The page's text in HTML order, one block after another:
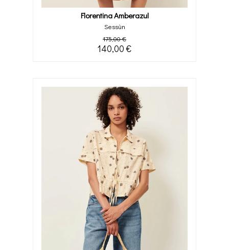
Florentina Amberazul
Sessùn
175,00 €
140,00 €